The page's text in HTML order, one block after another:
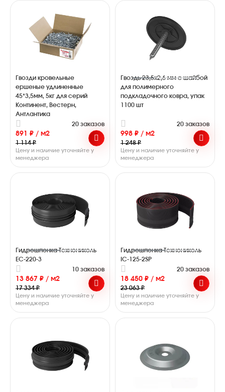
Гвозди кровельные
ершеные удлиненные
45*3,5мм, 5кг для серий
Континент, Вестерн,
Антлантика
20 заказов
891 ₽ / м2
1 114 ₽
Цену и наличие уточняйте у
менеджера
Гвоздь 23,5х2,6 мм с шайбой
для полимерного
подкладочного ковра, упак
1100 шт
20 заказов
998 ₽ / м2
1 248 ₽
Цену и наличие уточняйте у
менеджера
Гидрошпонка Технониколь
EC-220-3
10 заказов
13 867 ₽ / м2
17 334 ₽
Цену и наличие уточняйте у
менеджера
Гидрошпонка Технониколь
IC-125-2SP
20 заказов
18 450 ₽ / м2
23 063 ₽
Цену и наличие уточняйте у
менеджера